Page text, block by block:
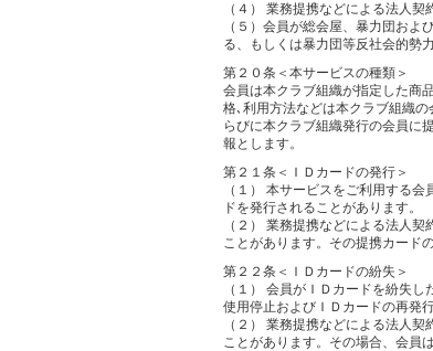
（４） 業務提携などによる法人
（５）会員が総会屋、暴力団お
る、もしくは暴力団等反社会的勢
第２０条＜本サービスの種類＞
会員は本クラブ組織が指定した商
格､利用方法などは本クラブ組織
らびに本クラブ組織発行の会員に
報とします。
第２１条＜ＩＤカードの発行＞
（１） 本サービスをご利用する
ドを発行されることがあります。
（２） 業務提携などによる法人
ことがあります。その提携カード
第２２条＜ＩＤカードの紛失＞
（１） 会員がＩＤカードを紛失
使用停止およびＩＤカードの再発
（２） 業務提携などによる法人
ことがあります。その場合、会員